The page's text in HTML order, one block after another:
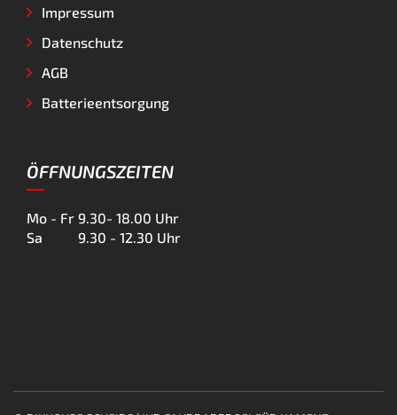
Impressum
Datenschutz
AGB
Batterieentsorgung
ÖFFNUNGSZEITEN
Mo - Fr 9.30- 18.00 Uhr
Sa
9.30 - 12.30 Uhr